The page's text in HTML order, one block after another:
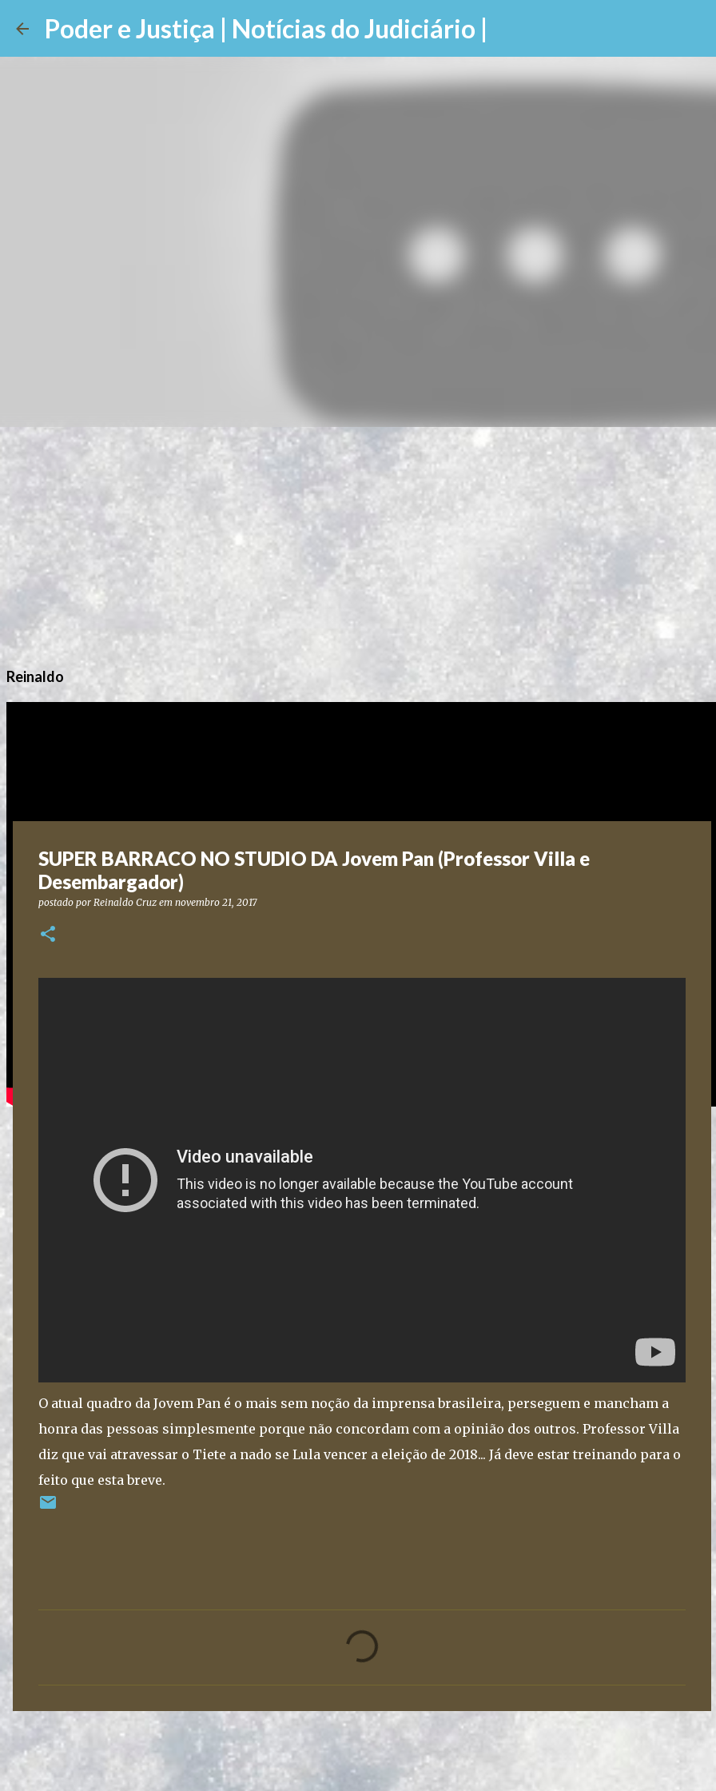
Pular para o conteúdo principal
Poder e Justiça | Notícias do Judiciário |
Reinaldo
SUPER BARRACO NO STUDIO DA Jovem Pan (Professor Villa e
Desembargador)
postado por Reinaldo Cruz em novembro 21, 2017
O atual quadro da Jovem Pan é o mais sem noção da imprensa brasileira, perseguem e mancham a
honra das pessoas simplesmente porque não concordam com a opinião dos outros. Professor Villa
diz que vai atravessar o Tiete a nado se Lula vencer a eleição de 2018... Já deve estar treinando para o
feito que esta breve.
t
á